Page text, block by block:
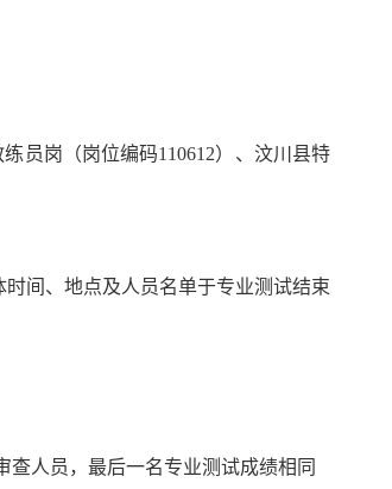
员岗（岗位编码110612） 、汶川县特
时间、地点及人员名单于专业测试结束
查人员，最后一名专业测试成绩相同